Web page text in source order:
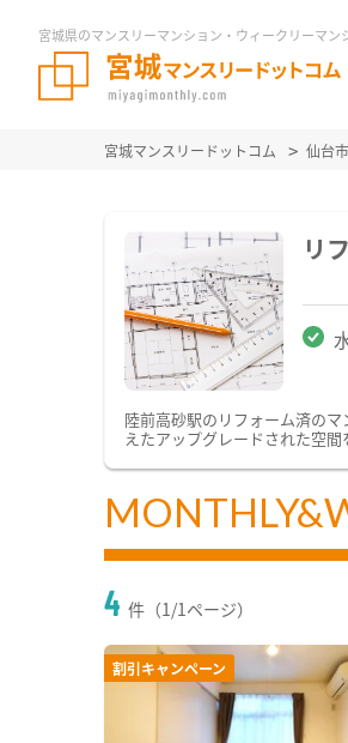
宮城県のマンスリーマンション・ウィークリーマン
宮城マンスリードットコム 仙台
リ
陸前高砂駅のリフォーム済の
えたアップグレードされた空
4 件（1/1ページ）
割引キャンペーン